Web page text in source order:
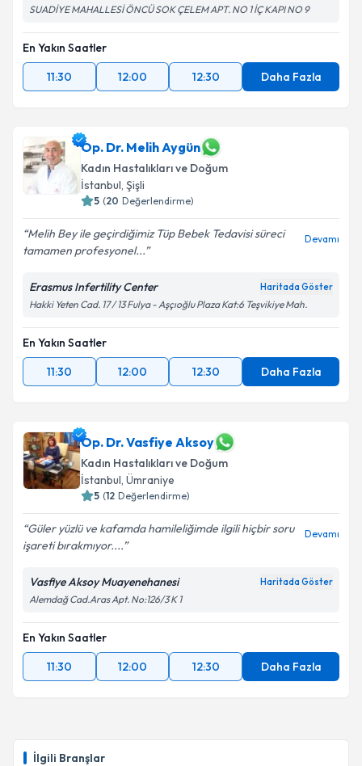
İlgili Branşlar
SUADİYE MAHALLESİ ÖNCÜ SOK ÇELEM APT. NO 1 İÇ KAPI NO 9
En Yakın Saatler
11:30
12:00 12:30 Daha Fazla
Op. Dr. Melih Aygün
Kadın Hastalıkları ve Doğum
İstanbul, Şişli
5 (20 Değerlendirme)
Melih Bey ile geçirdiğimiz Tüp Bebek Tedavisi süreci
tamamen profesyonel...
Devamı
Erasmus Infertility Center Haritada Göster
Hakki Yeten Cad. 17 / 13 Fulya - Aşçıoğlu Plaza Kat:6 Teşvikiye Mah.
En Yakın Saatler
11:30
12:00 12:30 Daha Fazla
Op. Dr. Vasfiye Aksoy
Kadın Hastalıkları ve Doğum
İstanbul, Ümraniye
5 (12 Değerlendirme)
Güler yüzlü ve kafamda hamileliğimde ilgili hiçbir soru
işareti bırakmıyor....
Devamı
Vasfiye Aksoy Muayenehanesi Haritada Göster
Alemdağ Cad.Aras Apt. No:126/3 K 1
En Yakın Saatler
11:30
12:00 12:30 Daha Fazla